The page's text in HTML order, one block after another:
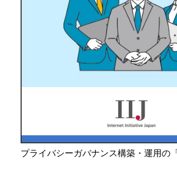
プライバシーガバナンス構築・運用の